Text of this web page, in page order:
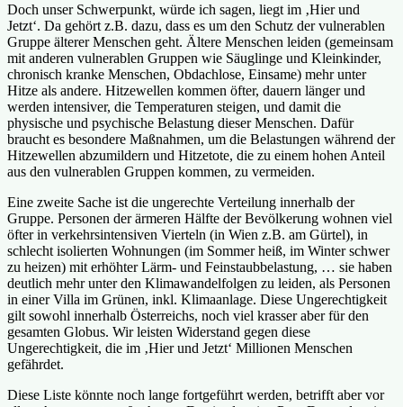
Doch unser Schwerpunkt, würde ich sagen, liegt im ‚Hier und
Jetzt‘. Da gehört z.B. dazu, dass es um den Schutz der vulnerablen
Gruppe älterer Menschen geht. Ältere Menschen leiden (gemeinsam
mit anderen vulnerablen Gruppen wie Säuglinge und Kleinkinder,
chronisch kranke Menschen, Obdachlose, Einsame) mehr unter
Hitze als andere. Hitzewellen kommen öfter, dauern länger und
werden intensiver, die Temperaturen steigen, und damit die
physische und psychische Belastung dieser Menschen. Dafür
braucht es besondere Maßnahmen, um die Belastungen während der
Hitzewellen abzumildern und Hitzetote, die zu einem hohen Anteil
aus den vulnerablen Gruppen kommen, zu vermeiden.
Eine zweite Sache ist die ungerechte Verteilung innerhalb der
Gruppe. Personen der ärmeren Hälfte der Bevölkerung wohnen viel
öfter in verkehrsintensiven Vierteln (in Wien z.B. am Gürtel), in
schlecht isolierten Wohnungen (im Sommer heiß, im Winter schwer
zu heizen) mit erhöhter Lärm- und Feinstaubbelastung, … sie haben
deutlich mehr unter den Klimawandelfolgen zu leiden, als Personen
in einer Villa im Grünen, inkl. Klimaanlage. Diese Ungerechtigkeit
gilt sowohl innerhalb Österreichs, noch viel krasser aber für den
gesamten Globus. Wir leisten Widerstand gegen diese
Ungerechtigkeit, die im ‚Hier und Jetzt‘ Millionen Menschen
gefährdet.
Diese Liste könnte noch lange fortgeführt werden, betrifft aber vor